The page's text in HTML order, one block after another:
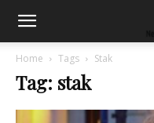
Home Tags Stak
Tag: stak